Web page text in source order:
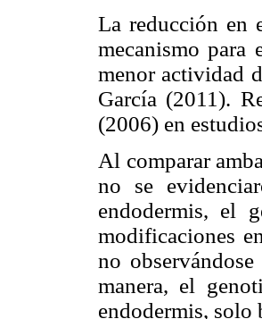
La reducción en
mecanismo para
menor actividad
García (2011).
(2006) en
Al comparar
no se
endodermis, el
modificaciones
no
manera, el
endodermis, solo